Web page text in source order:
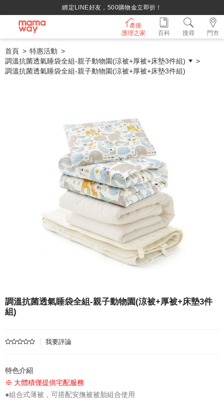
綁定LINE好友，500購物金立即折！
產後
護理之家
門市
百科 搜尋
首頁
特惠活動
調溫抗菌透氣睡袋全組-親子動物園(涼被+厚被+床墊3件組)
調溫抗菌透氣睡袋全組-親子動物園(涼被+厚被+床墊3件組)
調溫抗菌透氣睡袋全組-親子動物園(涼被+厚被+床墊3件
組)
我要評論
特色介紹
※ 大體積僅提供宅配服務
●組合式薄被，可搭配安撫被被胎組合使用